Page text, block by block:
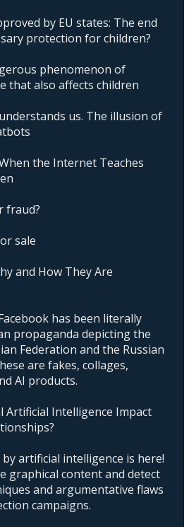
by EU states: The end
protection for children?
phenomenon of
that also affects children
us. The illusion of
the Internet Teaches
fraud?
sale
and How They Are
has been literally
propaganda depicting the
Federation and the Russian
are fakes, collages,
AI products.
Artificial Intelligence Impact
artificial intelligence is here!
graphical content and detect
and argumentative flaws
campaigns.